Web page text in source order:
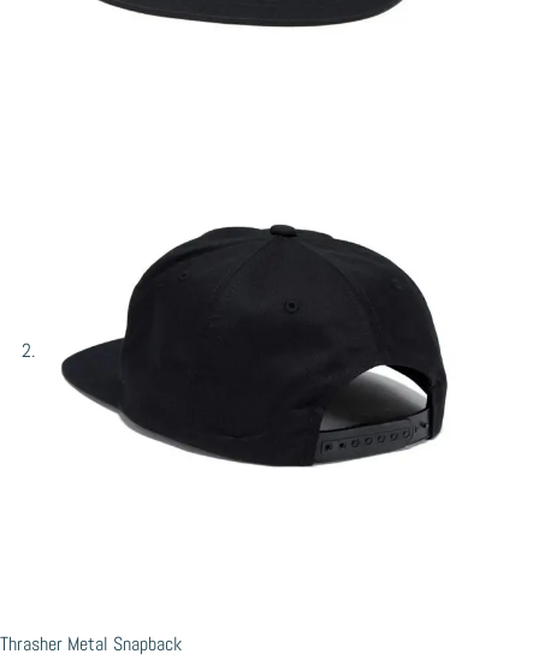
Thrasher Metal Snapback